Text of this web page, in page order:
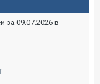
за 09.07.2026 в